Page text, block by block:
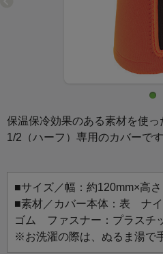
保温保冷効果のある素材を使
1/2（ハーフ）専用のカバーで
使いいただけます。特にアイ
つかず便利です。
■サイズ／幅：約120mm×高
■素材／カバー本体：表 ナ
ゴム ファスナー：プラスチ
※お洗濯の際は、ぬるま湯で